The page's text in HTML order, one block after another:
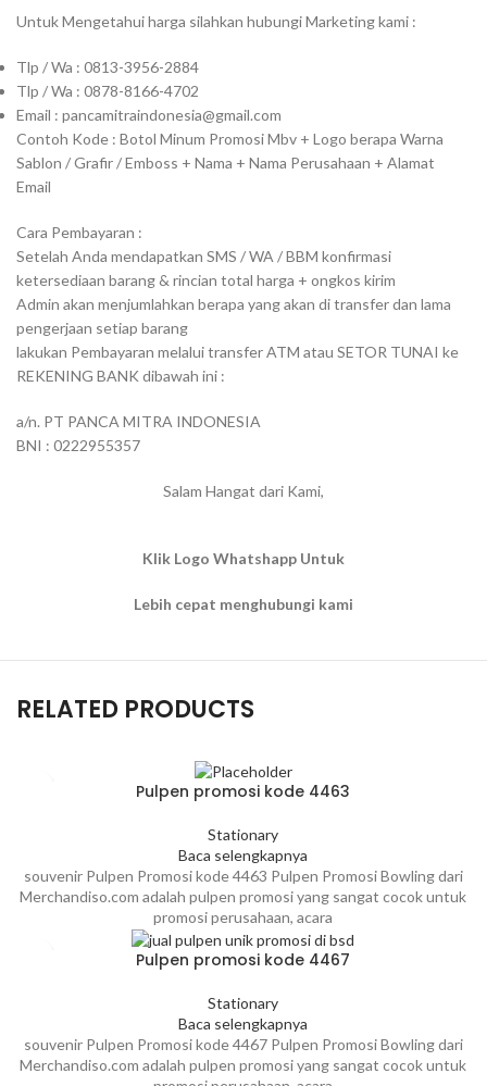
Untuk Mengetahui harga silahkan hubungi Marketing kami :
Tlp / Wa : 0813-3956-2884
Tlp / Wa : 0878-8166-4702
Email : pancamitraindonesia@gmail.com
Contoh Kode : Botol Minum Promosi Mbv + Logo berapa Warna
Sablon / Grafir / Emboss + Nama + Nama Perusahaan + Alamat
Email
Cara Pembayaran :
Setelah Anda mendapatkan SMS / WA / BBM konfirmasi
ketersediaan barang & rincian total harga + ongkos kirim
Admin akan menjumlahkan berapa yang akan di transfer dan lama
pengerjaan setiap barang
lakukan Pembayaran melalui transfer ATM atau SETOR TUNAI ke
REKENING BANK dibawah ini :
a/n. PT PANCA MITRA INDONESIA
BNI : 0222955357
Salam Hangat dari Kami,
Klik Logo Whatshapp Untuk
Lebih cepat menghubungi kami
RELATED PRODUCTS
Pulpen promosi kode 4463
Stationary
Baca selengkapnya
souvenir Pulpen Promosi kode 4463 Pulpen Promosi Bowling dari
Merchandiso.com adalah pulpen promosi yang sangat cocok untuk
promosi perusahaan, acara
Pulpen promosi kode 4467
Stationary
Baca selengkapnya
souvenir Pulpen Promosi kode 4467 Pulpen Promosi Bowling dari
Merchandiso.com adalah pulpen promosi yang sangat cocok untuk